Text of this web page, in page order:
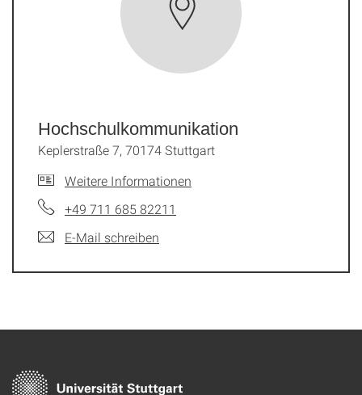
Hochschulkommunikation
Keplerstraße 7, 70174 Stuttgart
Weitere Informationen
+49 711 685 82211
E-Mail schreiben